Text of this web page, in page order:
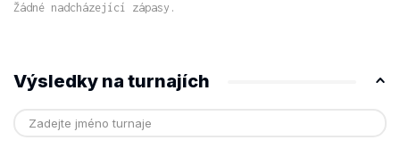
Žádné nadcházející zápasy.
Výsledky na turnajích